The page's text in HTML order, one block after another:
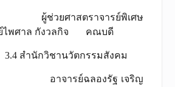
ศาสตราจารย์พิเศษ
ไพศาล กังวลกิจ คณบดี
กวิชานวัตกรรมสังคม
รย์ฉลองรัฐ เจริญ